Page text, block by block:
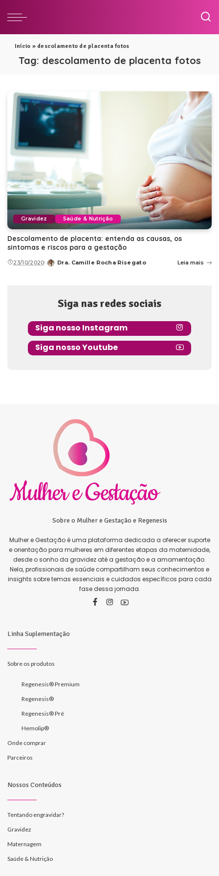
Início » descolamento de placenta fotos
Tag: descolamento de placenta fotos
Gravidez Saúde & Nutrição
Descolamento de placenta: entenda as causas, os
sintomas e riscos para a gestação
23/10/2020
Posted
Dra. Camille Rocha Risegato Leia mais
Siga nas redes sociais
Siga nosso Instagram
Siga nosso Youtube
Sobre o Mulher e Gestação e Regenesis
Mulher e Gestação é uma plataforma dedicada a oferecer suporte
e orientação para mulheres em diferentes etapas da maternidade,
desde o sonho da gravidez até a gestação e a amamentação.
Nela, profissionais de saúde compartilham seus conhecimentos e
insights sobre temas essenciais e cuidados específicos para cada
fase dessa jornada.
Linha Suplementação
Sobre os produtos
Regenesis® Premium
Regenesis®
Regenesis® Pré
Hemolip®
Onde comprar
Parceiros
Nossos Conteúdos
Tentando engravidar?
Gravidez
Maternagem
Saúde & Nutrição